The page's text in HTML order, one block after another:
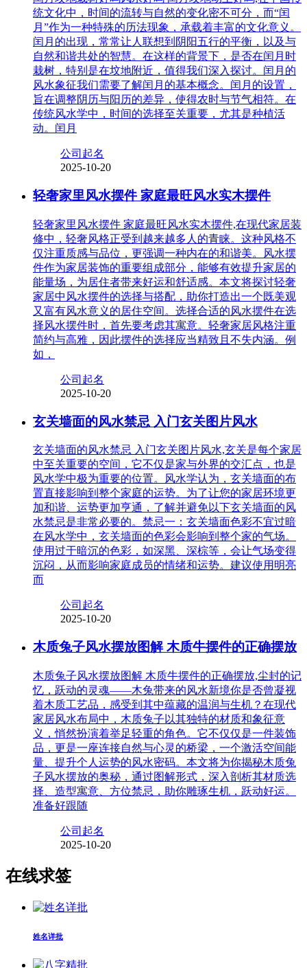
统文化中，时间的流转与自然的变化密不可分，而“闰
月”作为一种特殊的历法现象，承载着丰富的文化意义。
闰月的出现，常常让人联想到阴阳五行的平衡，以及与
自然和谐共处的智慧。在这样的背景下，是否在闰月时
栽树，特别是在坟地附近，值得我们深入探讨。闰月的
风水象征我们需要了解闰月的基本概念。闰月的设置，
旨在调整阴历与阳历的差异，使得农时与节气相符。在
传统风水学中，时间的选择至关重要，尤其是种植活
动。闰月
公司起名
2025-10-20
轻奢家里风水摆件 家庭最旺风水实木摆件
轻奢家里风水摆件 家庭最旺风水实木摆件,在现代家居装
修中，轻奢风格正受到越来越多人的青睐。这种风格不
仅注重质感与品位，更强调一种内在的和谐美。风水摆
件作为家居装饰的重要组成部分，能够有效提升家居的
能量场，为居住者带来好运和舒适感。本文将探讨轻奢
家居中风水摆件的选择与搭配，助你打造出一个既美观
又富有风水意义的居住空间。选择合适的风水摆件在选
择风水摆件时，首先要考虑其寓意。轻奢家居风格注重
简约与高雅，因此摆件的选择应当精致且不失内涵。例
如，
公司起名
2025-10-20
玄关墙面的风水禁忌 入门玄关图片风水
玄关墙面的风水禁忌 入门玄关图片风水,玄关是每个家居
中至关重要的空间，它不仅是家与外界的交汇点，也是
风水学中极为重要的位置。风水学认为，玄关墙面的布
置直接影响到整个家庭的运势。为了让您的家居环境更
加和谐、运势更加亨通，了解并避免以下玄关墙面的风
水禁忌是非常必要的。禁忌一：玄关墙面色彩不宜过暗
在风水学中，玄关墙面的色彩会影响到整个家的气场。
使用过于暗沉的色彩，如深黑、深棕等，会让气场变得
沉闷，从而影响家庭成员的情绪和运势。建议使用明亮
而
公司起名
2025-10-20
木质兔子风水摆放图解 木质牛摆件的正确摆放
木质兔子风水摆放图解 木质牛摆件的正确摆放,尘封的记
忆，跃动的灵魂——木兔带来的风水新境你是否曾凝视
着木质工艺品，感受到其中蕴藏的温润与生机？在现代
家居风水布局中，木质兔子以其独特的材质和象征意
义，悄然扮演着举足轻重的角色。它不仅仅是一件装饰
品，更是一座连接自然与心灵的桥梁，一个激活空间能
量、提升个人运势的风水密码。本文将为你揭秘木质兔
子风水摆放的奥秘，通过图解形式，深入剖析其材质选
择、造型寓意、方位禁忌，助你雕琢生机，跃动好运。
准备好跟随
公司起名
2025-10-20
在线求签
姓名详批